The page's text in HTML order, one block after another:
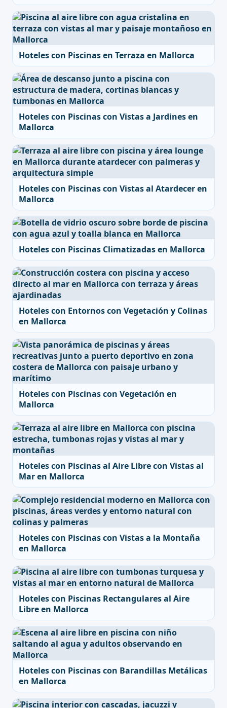
Hoteles con Piscinas en Terraza en Mallorca
Hoteles con Piscinas con Vistas a Jardines en
Mallorca
Hoteles con Piscinas con Vistas al Atardecer en
Mallorca
Hoteles con Piscinas Climatizadas en Mallorca
Hoteles con Entornos con Vegetación y Colinas
en Mallorca
Hoteles con Piscinas con Vegetación en
Mallorca
Hoteles con Piscinas al Aire Libre con Vistas al
Mar en Mallorca
Hoteles con Piscinas con Vistas a la Montaña
en Mallorca
Hoteles con Piscinas Rectangulares al Aire
Libre en Mallorca
Hoteles con Piscinas con Barandillas Metálicas
en Mallorca